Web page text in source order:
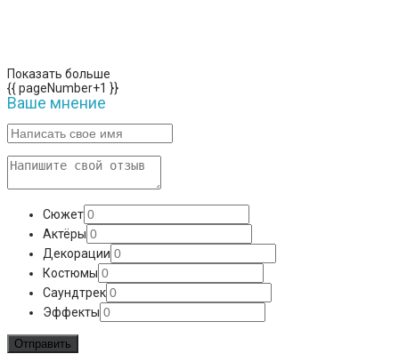
Показать больше
{{ pageNumber+1 }}
Ваше мнение
Сюжет
Актёры
Декорации
Костюмы
Саундтрек
Эффекты